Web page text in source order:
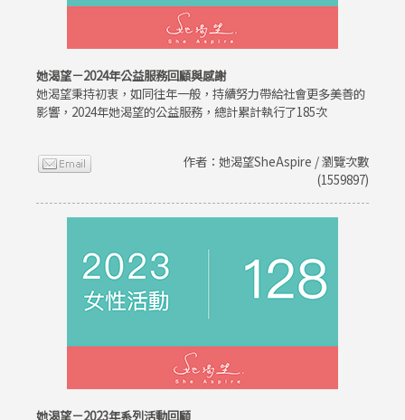
她渴望－2024年公益服務回顧與感謝
她渴望秉持初衷，如同往年一般，持續努力帶給社會更多美善的
影響，2024年她渴望的公益服務，總計累計執行了185次
作者：她渴望SheAspire / 瀏覽次數
(1559897)
她渴望－2023年系列活動回顧